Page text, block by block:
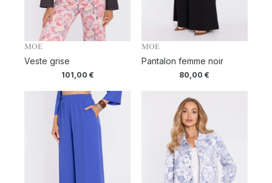
MOE
Veste grise
101,00 €
MOE
Pantalon femme noir
80,00€